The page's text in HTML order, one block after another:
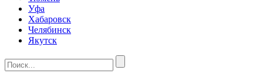
Уфа
Хабаровск
Челябинск
Якутск